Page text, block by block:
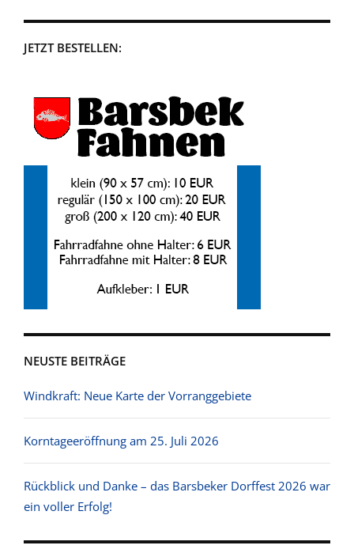
JETZT BESTELLEN:
NEUSTE BEITRÄGE
Windkraft: Neue Karte der Vorranggebiete
Korntageeröffnung am 25. Juli 2026
Rückblick und Danke – das Barsbeker Dorffest 2026 war
ein voller Erfolg!